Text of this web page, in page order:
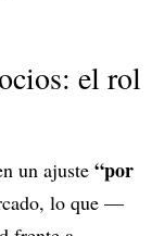
el rol
un ajuste “por
lo que —